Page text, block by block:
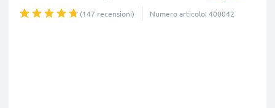
(147 recensioni) Numero articolo: 400042